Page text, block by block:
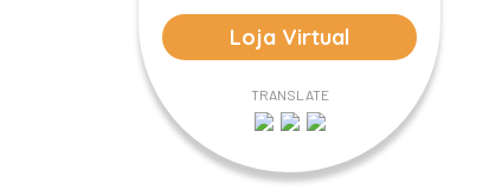
Loja Virtual
TRANSLATE